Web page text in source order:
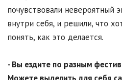
почувствовали невероятный
внутри себя, и решили, что
понять, как это делается.
- Вы ездите по разным